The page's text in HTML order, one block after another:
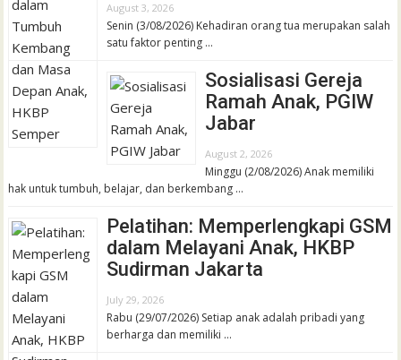
August 3, 2026
Senin (3/08/2026) Kehadiran orang tua merupakan salah
satu faktor penting …
Sosialisasi Gereja
Ramah Anak, PGIW
Jabar
August 2, 2026
Minggu (2/08/2026) Anak memiliki
hak untuk tumbuh, belajar, dan berkembang …
Pelatihan: Memperlengkapi GSM
dalam Melayani Anak, HKBP
Sudirman Jakarta
July 29, 2026
Rabu (29/07/2026) Setiap anak adalah pribadi yang
berharga dan memiliki …